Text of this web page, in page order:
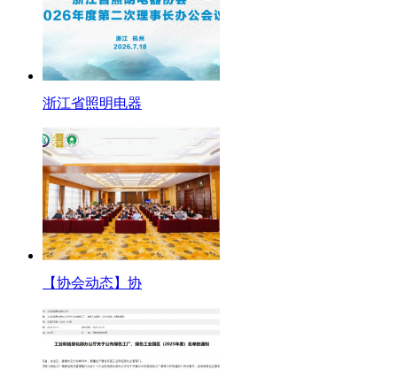
浙江省照明电器
【协会动态】协